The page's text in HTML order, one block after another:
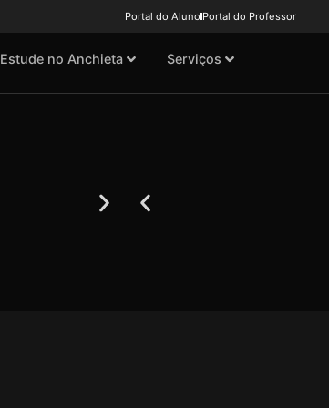
Portal do Aluno Portal do Professor
Estude no Anchieta Serviços